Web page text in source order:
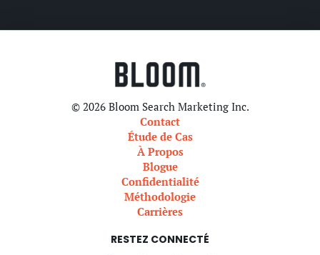
© 2026 Bloom Search Marketing Inc.
Contact
Étude de Cas
À Propos
Blogue
Confidentialité
Méthodologie
Carrières
RESTEZ CONNECTÉ